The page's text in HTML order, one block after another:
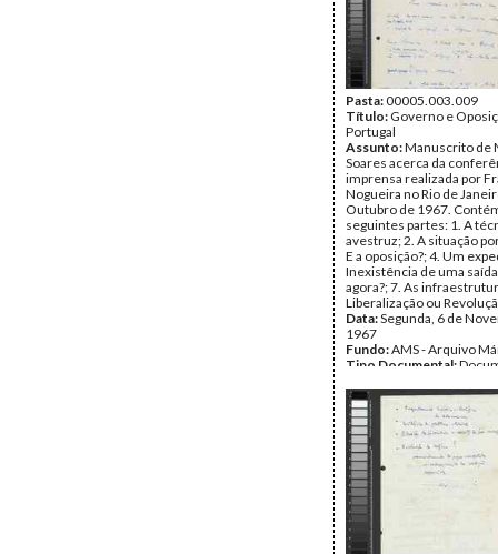
Pasta:00005.003.009
Título: Governo e
Portugal
Assunto:Manuscrito de
Soares acerca da
imprensa realizada por
Nogueira no Rio de
Outubro de 1967.
seguintes partes: 1. A
avestruz; 2. A situação
E a oposição?; 4. Um
Inexistência de uma saída
agora?; 7. As
Liberalização ou
Data:Segunda, 6 de
1967
Fundo:AMS - Arquivo
Tipo Documental: